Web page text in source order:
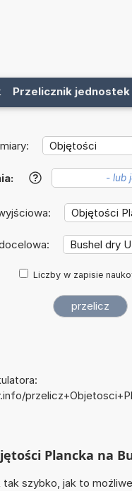
Przelicznik jednostek
?
Liczby w zapisie
Plancka na
szybko, jak to